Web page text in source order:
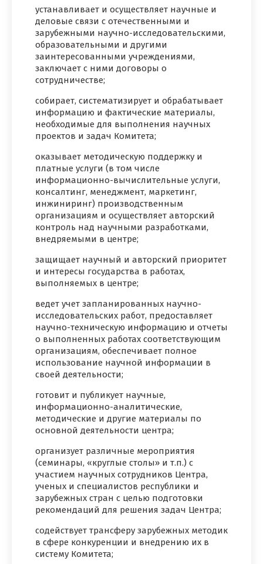
устанавливает и осуществляет научные и
деловые связи с отечественными и
зарубежными научно-исследовательскими,
образовательными и другими
заинтересованными учреждениями,
заключает с ними договоры о
сотрудничестве;
собирает, систематизирует и обрабатывает
информацию и фактические материалы,
необходимые для выполнения научных
проектов и задач Комитета;
оказывает методическую поддержку и
платные услуги (в том числе
информационно-вычислительные услуги,
консалтинг, менеджмент, маркетинг,
инжиниринг) производственным
организациям и осуществляет авторский
контроль над научными разработками,
внедряемыми в центре;
защищает научный и авторский приоритет
и интересы государства в работах,
выполняемых в центре;
ведет учет запланированных научно-
исследовательских работ, предоставляет
научно-техническую информацию и отчеты
о выполненных работах соответствующим
организациям, обеспечивает полное
использование научной информации в
своей деятельности;
готовит и публикует научные,
информационно-аналитические,
методические и другие материалы по
основной деятельности центра;
организует различные мероприятия
(семинары, «круглые столы» и т.п.) с
участием научных сотрудников Центра,
ученых и специалистов республики и
зарубежных стран с целью подготовки
рекомендаций для решения задач Центра;
содействует трансферу зарубежных методик
в сфере конкуренции и внедрению их в
систему Комитета;